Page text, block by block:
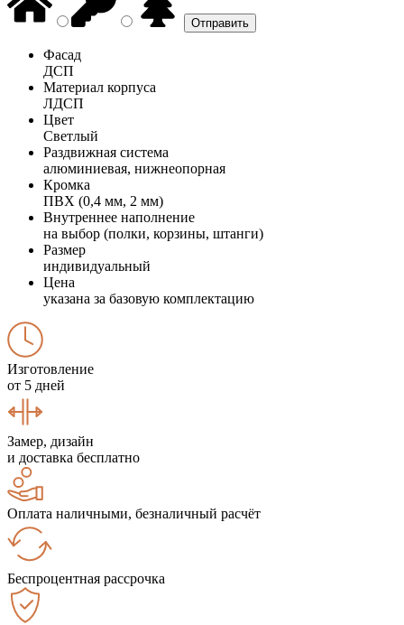
Фасад
ДСП
Материал корпуса
ЛДСП
Цвет
Светлый
Раздвижная система
алюминиевая, нижнеопорная
Кромка
ПВХ (0,4 мм, 2 мм)
Внутреннее наполнение
на выбор (полки, корзины, штанги)
Размер
индивидуальный
Цена
указана за базовую комплектацию
Изготовление
от 5 дней
Замер, дизайн
и доставка бесплатно
Оплата наличными, безналичный расчёт
Беспроцентная рассрочка